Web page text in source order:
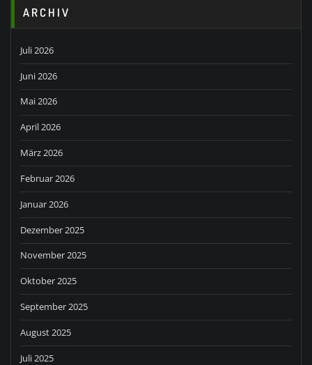
ARCHIV
Juli 2026
Juni 2026
Mai 2026
April 2026
März 2026
Februar 2026
Januar 2026
Dezember 2025
November 2025
Oktober 2025
September 2025
August 2025
Juli 2025